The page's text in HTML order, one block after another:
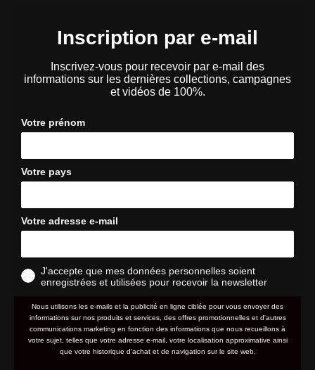
Inscription par e-mail
Inscrivez-vous pour recevoir par e-mail des
informations sur les dernières collections, campagnes
et vidéos de 100%.
Votre prénom
Votre pays
Votre adresse e-mail
J'accepte que mes données personnelles soient
enregistrées et utilisées pour recevoir la newsletter
Nous utilisons les e-mails et la publicité en ligne ciblée pour vous envoyer des
informations sur nos produits et services, des offres promotionnelles et d'autres
communications marketing en fonction des informations que nous recueillons à
votre sujet, telles que votre adresse e-mail, votre localisation approximative ainsi
que votre historique d'achat et de navigation sur le site web.